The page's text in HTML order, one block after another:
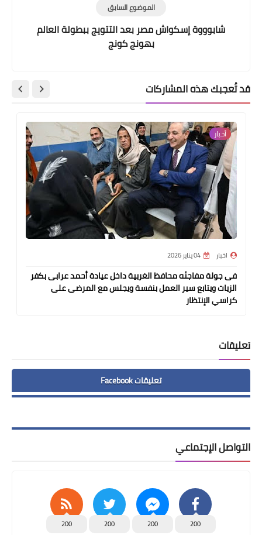
الموضوع السابق
شابوووة إسكواش مصر بعد التتويج ببطولة العالم
بهونج كونج
قد تُعجبك هذه المشاركات
أخبار
اخبار 04 يناير 2026
فى جولة مفاجئه محافظ الغربية داخل عيادة أحمد عرابى بكفر
الزيات ويتابع سير العمل بنفسة ويجلس مع المرضى على
كراسي الإنتظار
تعليقات
تعليقات Facebook
التواصل الإجتماعي
200
200
200
200